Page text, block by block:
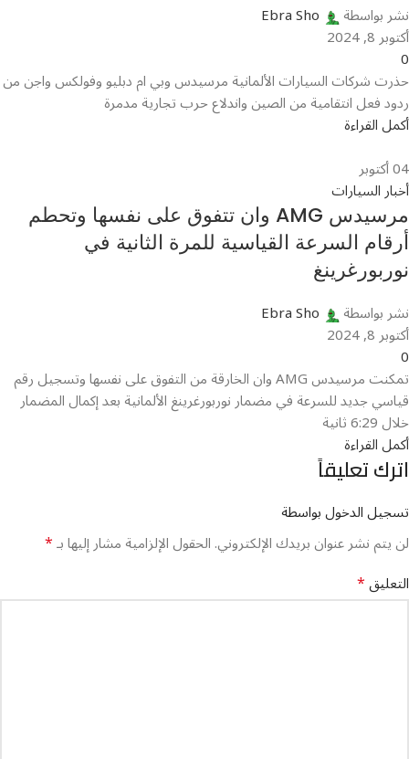
نشر بواسطة Ebra Sho
أكتوبر 8, 2024
0
حذرت شركات السيارات الألمانية مرسيدس وبي ام دبليو وفولكس واجن من
ردود فعل انتقامية من الصين واندلاع حرب تجارية مدمرة
أكمل القراءة
04أكتوبر
أخبار السيارات
مرسيدس AMG وان تتفوق على نفسها وتحطم
أرقام السرعة القياسية للمرة الثانية في
نوربورغرينغ
نشر بواسطة Ebra Sho
أكتوبر 8, 2024
0
تمكنت مرسيدس AMG وان الخارقة من التفوق على نفسها وتسجيل رقم
قياسي جديد للسرعة في مضمار نوربورغرينغ الألمانية بعد إكمال المضمار
خلال 6:29 ثانية
أكمل القراءة
اترك تعليقاً
تسجيل الدخول بواسطة
لن يتم نشر عنوان بريدك الإلكتروني.الحقول الإلزامية مشار إليها بـ*
التعليق*